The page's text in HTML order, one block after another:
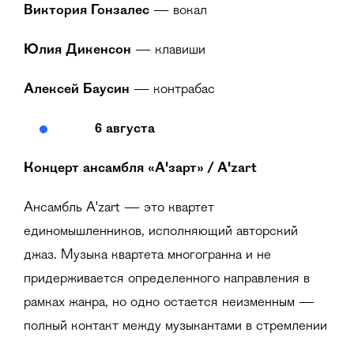
Виктория Гонзалес — вокал
Юлия Дикенсон — клавиши
Алексей Баусин — контрабас
6 августа
Концерт ансамбля «А'зарт» / A'zart
Ансамбль A'zart — это квартет
единомышленников, исполняющий авторский
джаз. Музыка квартета многогранна и не
придерживается определенного направления в
рамках жанра, но одно остается неизменным —
полный контакт между музыкантами в стремлении